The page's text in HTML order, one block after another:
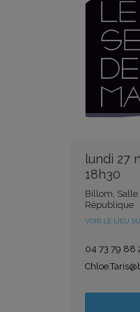
lundi 27
18h30
Billom, Salle
République
VOIR LE LIEU
04 73 79 88